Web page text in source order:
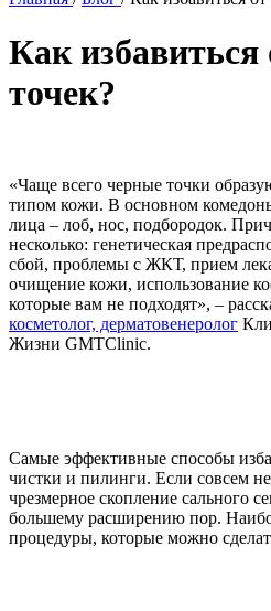
Как
точек?
«Чаще всего черные точки
типом кожи. В основном
лица – лоб, нос, подбородок.
несколько: генетическая
сбой, проблемы с ЖКТ, прием
очищение кожи, использование
которые вам не подходят», –
косметолог, дерматовенеролог
Жизни GMTClinic.
Самые эффективные способы
чистки и пилинги. Если совсем
чрезмерное скопление сального
большему расширению пор.
процедуры, которые можно